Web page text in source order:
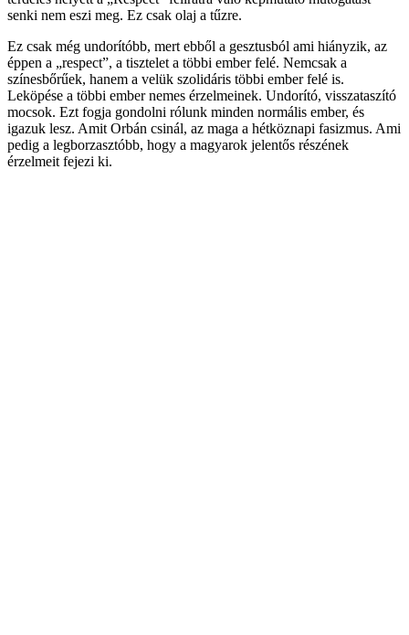
senki nem eszi meg. Ez csak olaj a tűzre.
Ez csak még undorítóbb, mert ebből a gesztusból ami hiányzik, az
éppen a „respect”, a tisztelet a többi ember felé. Nemcsak a
színesbőrűek, hanem a velük szolidáris többi ember felé is.
Leköpése a többi ember nemes érzelmeinek. Undorító, visszataszító
mocsok. Ezt fogja gondolni rólunk minden normális ember, és
igazuk lesz. Amit Orbán csinál, az maga a hétköznapi fasizmus. Ami
pedig a legborzasztóbb, hogy a magyarok jelentős részének
érzelmeit fejezi ki.